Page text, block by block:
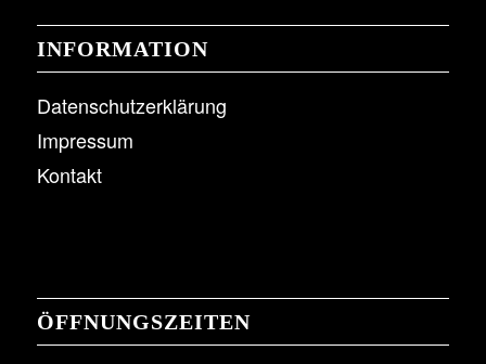
INFORMATION
Datenschutzerklärung
Impressum
Kontakt
ÖFFNUNGSZEITEN